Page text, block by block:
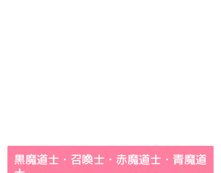
黒魔道士・召喚士・赤魔道士・青魔道